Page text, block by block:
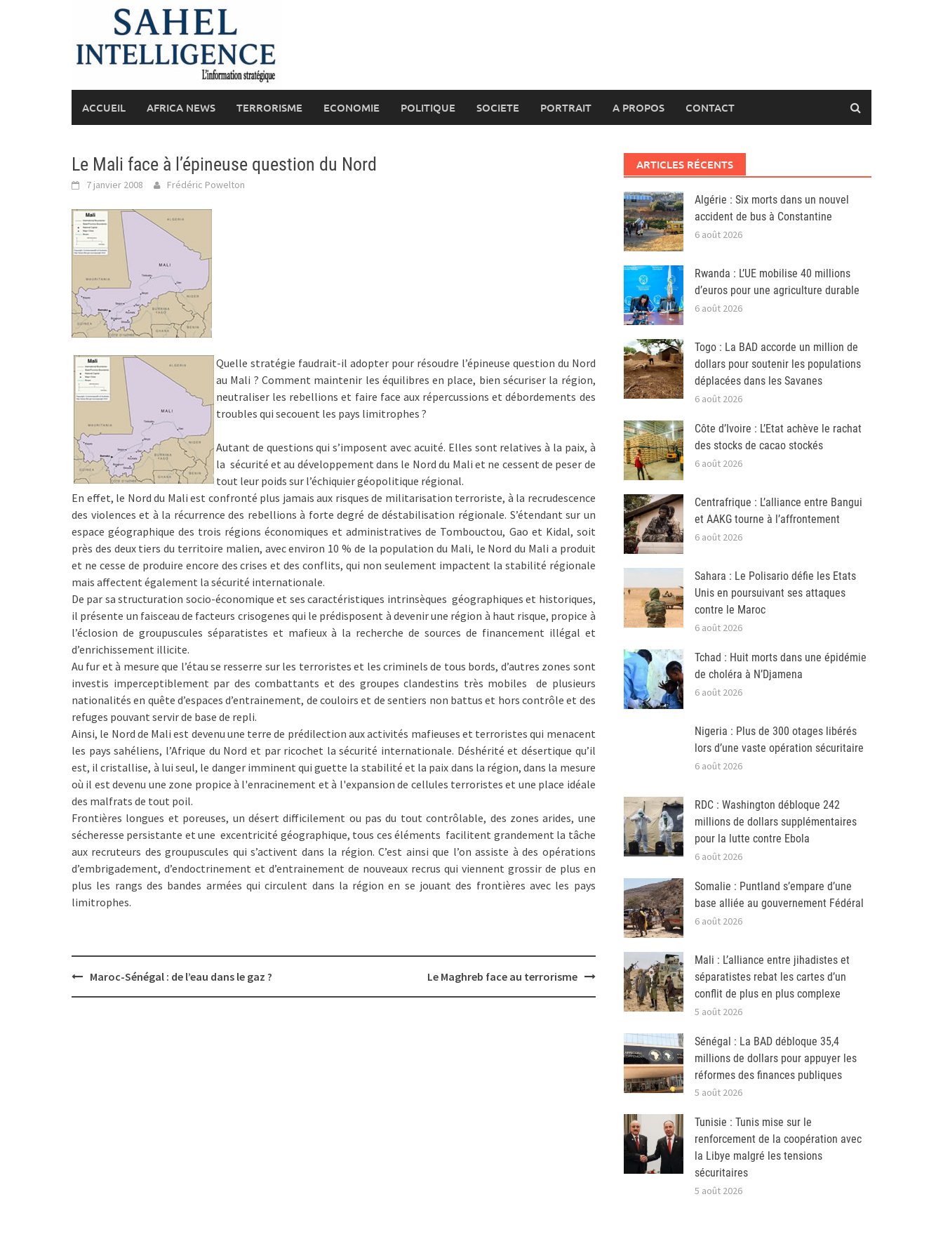
ACCUEIL AFRICA NEWS TERRORISME ECONOMIE POLITIQUE SOCIETE PORTRAIT A PROPOS CONTACT
Le Mali face à l’épineuse question du Nord
7 janvier 2008 Frédéric Powelton
Quelle stratégie faudrait-il adopter pour résoudre l’épineuse question du Nord
au Mali ? Comment maintenir les équilibres en place, bien sécuriser la région,
neutraliser les rebellions et faire face aux répercussions et débordements des
troubles qui secouent les pays limitrophes ?
Autant de questions qui s’imposent avec acuité. Elles sont relatives à la paix, à
la sécurité et au développement dans le Nord du Mali et ne cessent de peser de
tout leur poids sur l’échiquier géopolitique régional.
En effet, le Nord du Mali est confronté plus jamais aux risques de militarisation terroriste, à la recrudescence
des violences et à la récurrence des rebellions à forte degré de déstabilisation régionale. S’étendant sur un
espace géographique des trois régions économiques et administratives de Tombouctou, Gao et Kidal, soit
près des deux tiers du territoire malien, avec environ 10 % de la population du Mali, le Nord du Mali a produit
et ne cesse de produire encore des crises et des conflits, qui non seulement impactent la stabilité régionale
mais affectent également la sécurité internationale.
De par sa structuration socio-économique et ses caractéristiques intrinsèques géographiques et historiques,
il présente un faisceau de facteurs crisogenes qui le prédisposent à devenir une région à haut risque, propice à
l’éclosion de groupuscules séparatistes et mafieux à la recherche de sources de financement illégal et
d’enrichissement illicite.
Au fur et à mesure que l’étau se resserre sur les terroristes et les criminels de tous bords, d’autres zones sont
investis imperceptiblement par des combattants et des groupes clandestins très mobiles de plusieurs
nationalités en quête d’espaces d’entrainement, de couloirs et de sentiers non battus et hors contrôle et des
refuges pouvant servir de base de repli.
Ainsi, le Nord de Mali est devenu une terre de prédilection aux activités mafieuses et terroristes qui menacent
les pays sahéliens, l’Afrique du Nord et par ricochet la sécurité internationale. Déshérité et désertique qu’il
est, il cristallise, à lui seul, le danger imminent qui guette la stabilité et la paix dans la région, dans la mesure
où il est devenu une zone propice à l'enracinement et à l'expansion de cellules terroristes et une place idéale
des malfrats de tout poil.
Frontières longues et poreuses, un désert difficilement ou pas du tout contrôlable, des zones arides, une
sécheresse persistante et une excentricité géographique, tous ces éléments facilitent grandement la tâche
aux recruteurs des groupuscules qui s’activent dans la région. C’est ainsi que l’on assiste à des opérations
d’embrigadement, d’endoctrinement et d’entrainement de nouveaux recrus qui viennent grossir de plus en
plus les rangs des bandes armées qui circulent dans la région en se jouant des frontières avec les pays
limitrophes.
PostMaroc-Sénégal : de l’eau dans le gaz ? Le Maghreb face au terrorisme
ARTICLES RÉCENTS
Algérie : Six morts dans un nouvel
accident de bus à Constantine
6 août 2026
Rwanda : L’UE mobilise 40 millions
d’euros pour une agriculture durable
6 août 2026
Togo : La BAD accorde un million de
dollars pour soutenir les populations
déplacées dans les Savanes
6 août 2026
Côte d’Ivoire : L’Etat achève le rachat
des stocks de cacao stockés
6 août 2026
Centrafrique : L’alliance entre Bangui
et AAKG tourne à l’affrontement
6 août 2026
Sahara : Le Polisario défie les Etats
Unis en poursuivant ses attaques
contre le Maroc
6 août 2026
Tchad : Huit morts dans une épidémie
de choléra à N’Djamena
6 août 2026
Nigeria : Plus de 300 otages libérés
lors d’une vaste opération sécuritaire
6 août 2026
RDC : Washington débloque 242
millions de dollars supplémentaires
pour la lutte contre Ebola
6 août 2026
Somalie : Puntland s’empare d’une
base alliée au gouvernement Fédéral
6 août 2026
Mali : L’alliance entre jihadistes et
séparatistes rebat les cartes d’un
conflit de plus en plus complexe
5 août 2026
Sénégal : La BAD débloque 35,4
millions de dollars pour appuyer les
réformes des finances publiques
5 août 2026
Tunisie : Tunis mise sur le
renforcement de la coopération avec
la Libye malgré les tensions
sécuritaires
5 août 2026